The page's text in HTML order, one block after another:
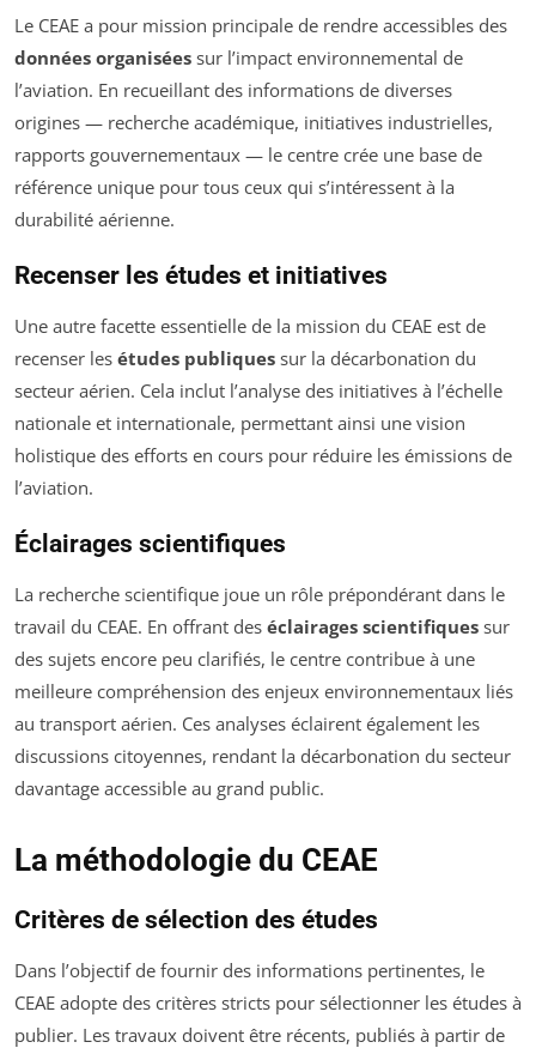
Le CEAE a pour mission principale de rendre accessibles des
données organisées sur l’impact environnemental de
l’aviation. En recueillant des informations de diverses
origines — recherche académique, initiatives industrielles,
rapports gouvernementaux — le centre crée une base de
référence unique pour tous ceux qui s’intéressent à la
durabilité aérienne.
Recenser les études et initiatives
Une autre facette essentielle de la mission du CEAE est de
recenser les études publiques sur la décarbonation du
secteur aérien. Cela inclut l’analyse des initiatives à l’échelle
nationale et internationale, permettant ainsi une vision
holistique des efforts en cours pour réduire les émissions de
l’aviation.
Éclairages scientifiques
La recherche scientifique joue un rôle prépondérant dans le
travail du CEAE. En offrant des éclairages scientifiques sur
des sujets encore peu clarifiés, le centre contribue à une
meilleure compréhension des enjeux environnementaux liés
au transport aérien. Ces analyses éclairent également les
discussions citoyennes, rendant la décarbonation du secteur
davantage accessible au grand public.
La méthodologie du CEAE
Critères de sélection des études
Dans l’objectif de fournir des informations pertinentes, le
CEAE adopte des critères stricts pour sélectionner les études à
publier. Les travaux doivent être récents, publiés à partir de